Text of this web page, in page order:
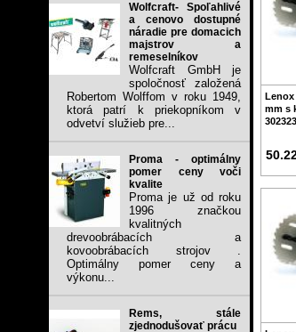
Wolfcraft- Spoľahlivé
a cenovo dostupné
náradie pre domacich
majstrov a
remeselníkov
Wolfcraft GmbH je
spoločnosť založená
Robertom Wolffom v roku 1949,
ktorá patrí k priekopníkom v
odvetví služieb pre...
Proma - optimálny
pomer ceny voči
kvalite
Proma je už od roku
1996 značkou
kvalitných
drevoobrábacích a
kovoobrábacích strojov .
Optimálny pomer ceny a
výkonu...
Rems, stále
zjednodušovať prácu
mm s